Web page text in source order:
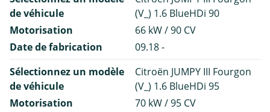
de véhicule
(V_) 1.6 BlueHDi 90
Motorisation
66 kW / 90 CV
Date de fabrication
09.18 -
Sélectionnez un modèle
de véhicule
Citroën JUMPY III Fourgon
(V_) 1.6 BlueHDi 95
Motorisation
70 kW / 95 CV